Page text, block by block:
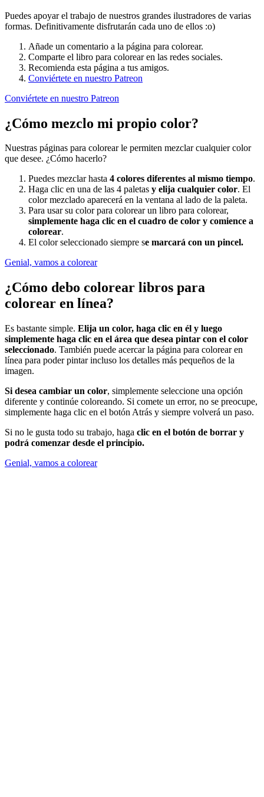
Puedes apoyar el trabajo de nuestros grandes ilustradores de varias
formas. Definitivamente disfrutarán cada uno de ellos :o)
Añade un comentario a la página para colorear.
Comparte el libro para colorear en las redes sociales.
Recomienda esta página a tus amigos.
Conviértete en nuestro Patreon
Conviértete en nuestro Patreon
¿Cómo mezclo mi propio color?
Nuestras páginas para colorear le permiten mezclar cualquier color
que desee. ¿Cómo hacerlo?
Puedes mezclar hasta 4 colores diferentes al mismo tiempo.
Haga clic en una de las 4 paletas y elija cualquier color. El
color mezclado aparecerá en la ventana al lado de la paleta.
Para usar su color para colorear un libro para colorear,
simplemente haga clic en el cuadro de color y comience a
colorear.
El color seleccionado siempre se marcará con un pincel.
Genial, vamos a colorear
¿Cómo debo colorear libros para
colorear en línea?
Es bastante simple. Elija un color, haga clic en él y luego
simplemente haga clic en el área que desea pintar con el color
seleccionado. También puede acercar la página para colorear en
línea para poder pintar incluso los detalles más pequeños de la
imagen.
Si desea cambiar un color, simplemente seleccione una opción
diferente y continúe coloreando. Si comete un error, no se preocupe,
simplemente haga clic en el botón Atrás y siempre volverá un paso.
Si no le gusta todo su trabajo, haga clic en el botón de borrar y
podrá comenzar desde el principio.
Genial, vamos a colorear